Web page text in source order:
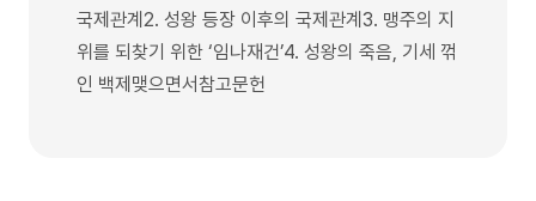
국제관계2. 성왕 등장 이후의 국제관계3. 맹주의 지
위를 되찾기 위한 ‘임나재건’4. 성왕의 죽음, 기세 꺾
인 백제맺으면서참고문헌